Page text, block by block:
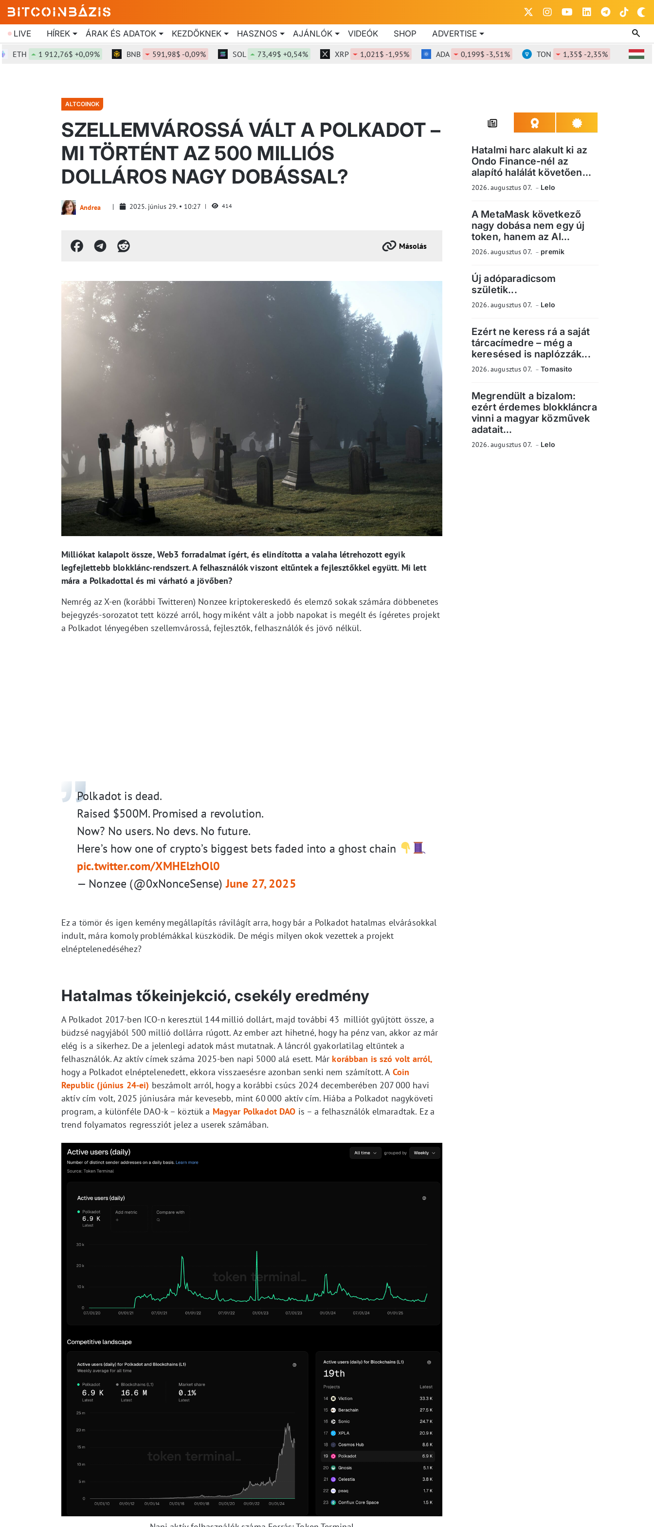
LIVE HÍREK ÁRAK ÉS ADATOK KEZDŐKNEK HASZNOS AJÁNLÓK VIDEÓK SHOP ADVERTISE
1 912,76$ +0,09% BNB 591,98$ -0,09% SOL 73,49$ +0,54% XRP 1,021$ -1,95% ADA 0,199$ -3,51% TON 1,35$ -2,35% DOT
ALTCOINOK
SZELLEMVÁROSSÁ VÁLT A POLKADOT –
MI TÖRTÉNT AZ 500 MILLIÓS
DOLLÁROS NAGY DOBÁSSAL?
Andrea 2025. június 29. 10:27 414
Másolás
Milliókat kalapolt össze, Web3 forradalmat ígért, és elindította a valaha létrehozott egyik
legfejlettebb blokklánc-rendszert. A felhasználók viszont eltűntek a fejlesztőkkel együtt. Mi lett
mára a Polkadottal és mi várható a jövőben?
Nemrég az X-en (korábbi Twitteren) Nonzee kriptokereskedő és elemző sokak számára döbbenetes
bejegyzés-sorozatot tett közzé arról, hogy miként vált a jobb napokat is megélt és ígéretes projekt
a Polkadot lényegében szellemvárossá, fejlesztők, felhasználók és jövő nélkül.
Polkadot is dead.
Raised $500M. Promised a revolution.
Now? No users. No devs. No future.
Here’s how one of crypto’s biggest bets faded into a ghost chain
pic.twitter.com/XMHElzhOl0
— Nonzee (@0xNonceSense)June 27, 2025
Ez a tömör és igen kemény megállapítás rávilágít arra, hogy bár a Polkadot hatalmas elvárásokkal
indult, mára komoly problémákkal küszködik. De mégis milyen okok vezettek a projekt
elnéptelenedéséhez?
Hatalmas tőkeinjekció, csekély eredmény
A Polkadot 2017-ben ICO-n keresztül 144 millió dollárt, majd további 43 milliót gyűjtött össze, a
büdzsé nagyjából 500 millió dollárra rúgott. Az ember azt hihetné, hogy ha pénz van, akkor az már
elég is a sikerhez. De a jelenlegi adatok mást mutatnak. A láncról gyakorlatilag eltűntek a
felhasználók. Az aktív címek száma 2025-ben napi 5000 alá esett. Már korábban is szó volt arról,
hogy a Polkadot elnéptelenedett, ekkora visszaesésre azonban senki nem számított. A Coin
Republic (június 24-ei) beszámolt arról, hogy a korábbi csúcs 2024 decemberében 207 000 havi
aktív cím volt, 2025 júniusára már kevesebb, mint 60 000 aktív cím. Hiába a Polkadot nagyköveti
program, a különféle DAO-k – köztük a Magyar Polkadot DAO is – a felhasználók elmaradtak. Ez a
trend folyamatos regressziót jelez a userek számában.
Hatalmi harc alakult ki az
Ondo Finance-nél az
alapító halálát követően...
2026. augusztus 07. Lelo
A MetaMask következő
nagy dobása nem egy új
token, hanem az AI...
2026. augusztus 07. premik
Új adóparadicsom
születik...
2026. augusztus 07. Lelo
Ezért ne keress rá a saját
tárcacímedre – még a
keresésed is naplózzák...
2026. augusztus 07. Tomasito
Megrendült a bizalom:
ezért érdemes blokkláncra
vinni a magyar közművek
adatait...
2026. augusztus 07. Lelo